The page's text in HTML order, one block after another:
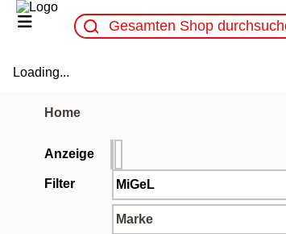
Loading...
Home
Anzeige
Filter MiGeL
Marke